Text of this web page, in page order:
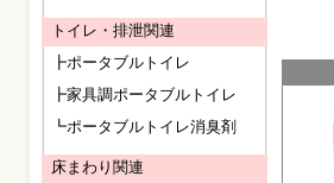
トイレ・排泄関連
┣ポータブルトイレ
┣家具調ポータブルトイレ
┗ポータブルトイレ消臭剤
床まわり関連